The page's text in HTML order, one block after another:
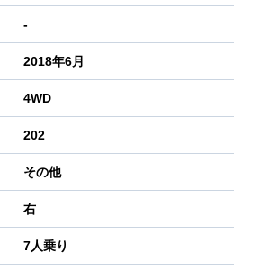
-
2018年6月
4WD
202
その他
右
7人乗り